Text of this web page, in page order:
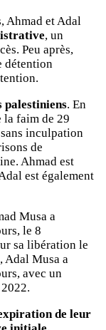
Ahmad et Adal
, un
Peu après,
détention
palestiniens. En
la faim de 29
inculpation
de
Ahmad est
est également
Musa a
le 8
sa libération le
Adal Musa a
avec un
de leur